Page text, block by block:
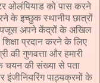
ओलंपियाड को पास करने
के इच्छुक स्थानीय छात्रों
अपने केंद्रों के अखिल
प्रदान करने के लिए
की गुणवत्ता और हमारी
के चयन की संख्या से पता
पाठ्यक्रमों के